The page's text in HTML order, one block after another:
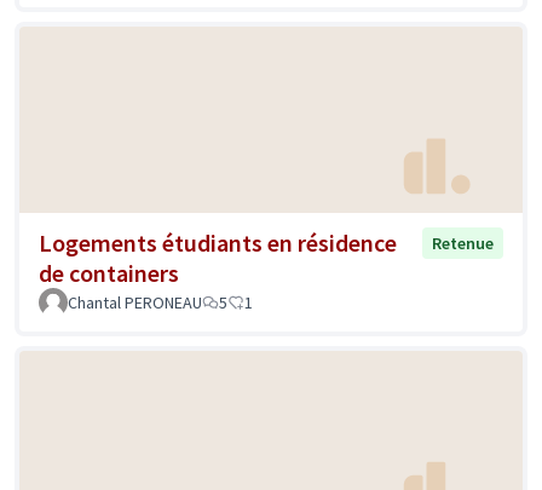
Logements étudiants en résidence
de containers
Retenue
Chantal PERONEAU 5 1